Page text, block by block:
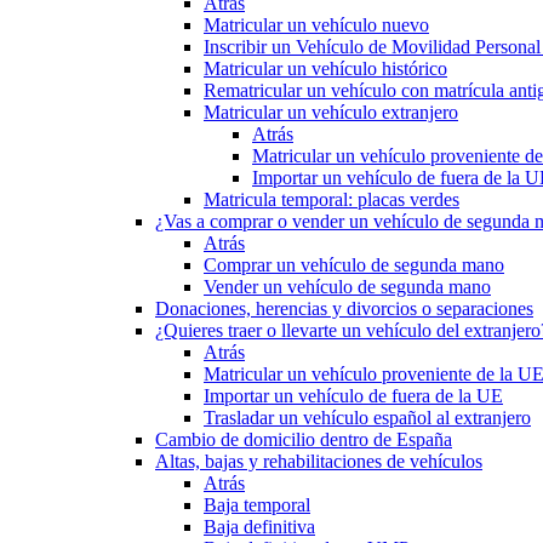
Matricular un vehículo nuevo
Inscribir un Vehículo de Movilidad
Matricular un vehículo histórico
Rematricular un vehículo con matrícula
Matricular un vehículo extranjero
Atrás
Matricular un vehículo proveniente
Importar un vehículo de fuera de la
Matricula temporal: placas verdes
¿Vas a comprar o vender un vehículo de segunda
Atrás
Comprar un vehículo de segunda mano
Vender un vehículo de segunda mano
Donaciones, herencias y divorcios o separaciones
¿Quieres traer o llevarte un vehículo del
Atrás
Matricular un vehículo proveniente de la UE
Importar un vehículo de fuera de la UE
Trasladar un vehículo español al extranjero
Cambio de domicilio dentro de España
Altas, bajas y rehabilitaciones de vehículos
Atrás
Baja temporal
Baja definitiva